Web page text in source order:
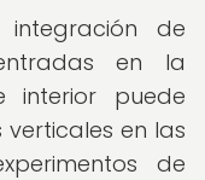
de
en la
interior puede
en las
de